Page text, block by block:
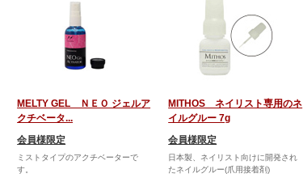
MELTY GEL ＮＥＯ ジェルア
クチベータ...
会員様限定
ミストタイプのアクチベーターで
す。
MITHOS ネイリスト専用のネ
イルグルー 7g
会員様限定
日本製、ネイリスト向けに開発され
たネイルグルー(爪用接着剤)